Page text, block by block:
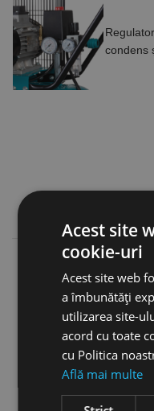
condens
Acest site
cookie-uri
Acest site web
a îmbunătăți
utilizarea site-
acord cu toate
cu Politica
Află mai multe